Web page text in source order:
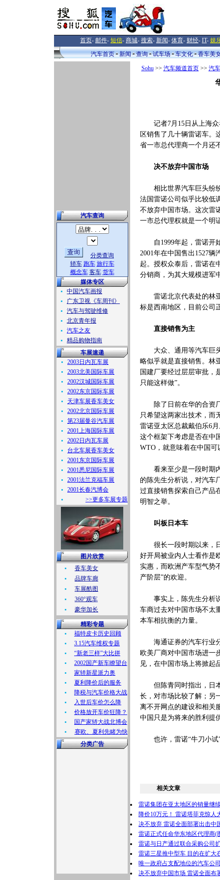
首页- 邮件- 短信- 商城- 搜索- 新闻- 体育- 财经- IT- 娱
汽车首页
新闻 查询 试车场 车文化 香车美
汽车查询
分类查询
轿车 跑车 旅行车
概念车 客车 货车
媒体专区
中国汽车画报
广东卫视《车周刊》
汽车与驾驶维修
北京青年报
汽车之友
精品购物指南
车展速递
2003日内瓦车展
2003北美国际车展
2002汉城国际车展
2002东京国际车展
天津车展香车美女
2002北京国际车展
第23届曼谷汽车展
2001上海国际车展
2002日内瓦车展
台北车展香车美女
2001东京国际车展
2001悉尼国际车展
2001法兰克福车展
2001长春汽博会
>>更多车展专题
图片欣赏
香车美女
品牌车廊
车展酷图
360°观车
豪华加长
精彩专题
福特皮卡历史回顾
3.15汽车维权专题
“新老三样”大比拼
2002国产新车瞭望台
家轿新星派力奥
夏利降价后的服务
降税与汽车价格大战
入世后车价怎么降
价格放开车价狂降？
国产家轿大战北博会
赛欧、夏利先睹为快
分类广告
Sohu>> 汽车频道首页>> 汽
记者7月15日从上海众
区销售了几十辆雷诺车。
省一市总代理商一个月还
决不放弃中国市场
相比世界汽车巨头纷纷
法国雷诺公司似乎比较低
不放弃中国市场。这次雷
一市总代理权就是一个明
自1999年起，雷诺开始
2001年在中国售出1527辆
起。授权众泰后，雷诺在
分销商，为其大规模进军
雷诺北京代表处的林亚
标是西南地区，目前公司
直接销售为主
大众、通用等汽车巨头
略似乎就是直接销售。林
国建厂要经过层层审批，
只能这样做”。
除了日前在华的合资厂
只希望这两家出技术，而
雷诺亚太区总裁戴伯乐6
这个框架下考虑是否在中
WTO，就意味着在中国
看来至少是一段时期内
的陈先生分析说，对汽车
过直接销售探索自己产品
明智之举。
叫板日本车
很长一段时期以来，日
好开局被业内人士看作是
实惠，而欧洲产车型气势
产阶层”的欢迎。
事实上，陈先生分析说
车商过去对中国市场不太
本车相抗衡的力量。
海通证券的汽车行业分
欧美厂商对中国市场进一
见，在中国市场上将掀起
但陈青同时指出，日本
长，对市场比较了解；另
离不开网点的建设和相关
中国只是为将来的胜利提
也许，雷诺“牛刀小试”
相关文章
雷诺集团在亚太地区的销量继
降价10万元！ 雷诺塔菲克惊人
决不放弃 雷诺全面部署出击中
雷诺正式任命华东地区代理商(
雷诺与日产通过联合采购公司
雷诺三星推中型车 目的在扩大
唯一政府占支配地位的汽车公
决不放弃中国市场 雷诺全面布